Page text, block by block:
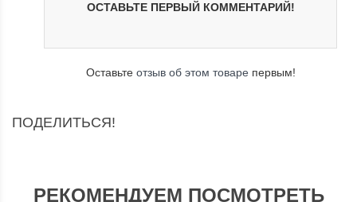
ОСТАВЬТЕ ПЕРВЫЙ КОММЕНТАРИЙ!
Оставьте отзыв об этом товарепервым!
ПОДЕЛИТЬСЯ!
РЕКОМЕНДУЕМ ПОСМОТРЕТЬ